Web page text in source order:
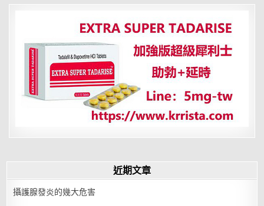
財
你
有
嗎？
近期文章
攝護腺發炎的幾大危害